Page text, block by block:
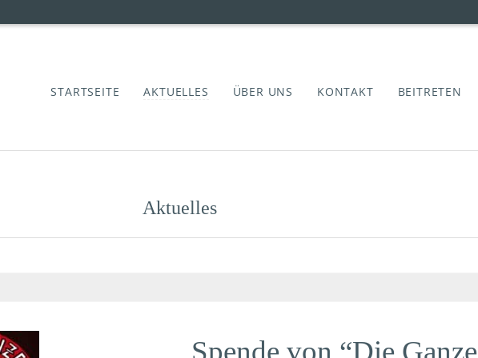
STARTSEITE AKTUELLES ÜBER UNS KONTAKT BEITRETEN
Aktuelles
Spende von “Die Ganze